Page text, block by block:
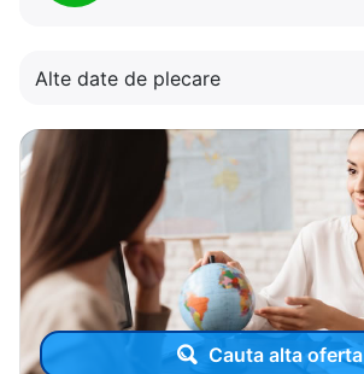
Alte date de plecare
Cauta alta oferta